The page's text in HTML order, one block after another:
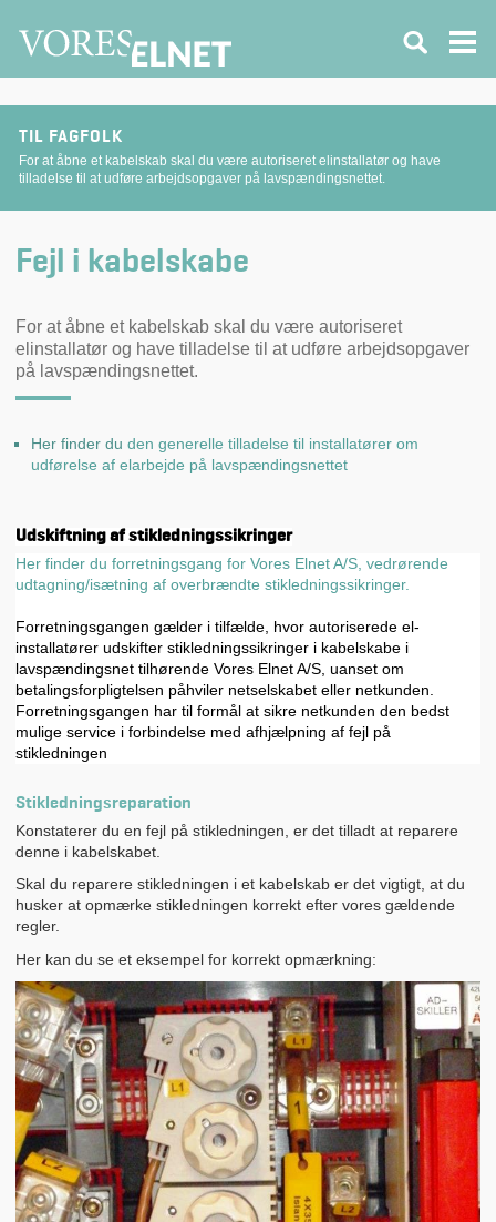
TIL FAGFOLK
For at åbne et kabelskab skal du være autoriseret elinstallatør og have
tilladelse til at udføre arbejdsopgaver på lavspændingsnettet.
Fejl i kabelskabe
For at åbne et kabelskab skal du være autoriseret
elinstallatør og have tilladelse til at udføre arbejdsopgaver
på lavspændingsnettet.
Her finder du den generelle tilladelse til installatører om
udførelse af elarbejde på lavspændingsnettet
Udskiftning af stikledningssikringer
Her finder du forretningsgang for Vores Elnet A/S, vedrørende
udtagning/isætning af overbrændte stikledningssikringer.
Forretningsgangen gælder i tilfælde, hvor autoriserede el-
installatører udskifter stikledningssikringer i kabelskabe i
lavspændingsnet tilhørende Vores Elnet A/S, uanset om
betalingsforpligtelsen påhviler netselskabet eller netkunden.
Forretningsgangen har til formål at sikre netkunden den bedst
mulige service i forbindelse med afhjælpning af fejl på
stikledningen
Stikledningsreparation
Konstaterer du en fejl på stikledningen, er det tilladt at reparere
denne i kabelskabet.
Skal du reparere stikledningen i et kabelskab er det vigtigt, at du
husker at opmærke stikledningen korrekt efter vores gældende
regler.
Her kan du se et eksempel for korrekt opmærkning: